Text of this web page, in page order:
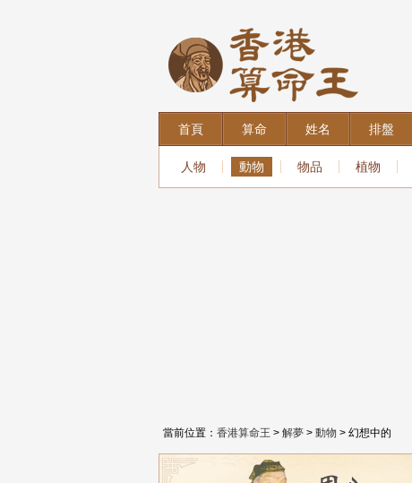
首頁 算命 姓名 排盤
人物 動物 物品 植物
當前位置： 香港算命王 > 解夢 > 動物 > 幻想中的